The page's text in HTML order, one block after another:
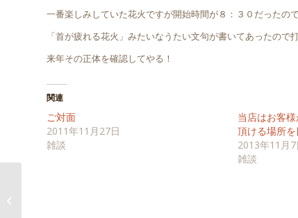
一番楽しみしていた花火ですが開始時間が８：３０だったの
「首が疲れる花火」みたいなうたい文句が書いてあったので
来年その正体を確認してやる！
関連
ご対面
2011年11月27日
雑談
当店はお客
頂ける場所を
2013年11月7
雑談